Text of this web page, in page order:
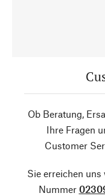
Ob Beratung,
Ihre Fragen
Customer
Sie erreichen
Nummer